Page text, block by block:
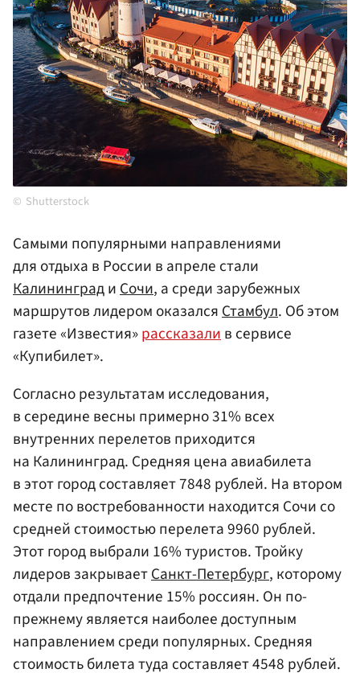
Shutterstock
Самыми популярными направлениями
для отдыха в России в апреле стали
КалининградиСочи, а среди зарубежных
маршрутов лидером оказалсяСтамбул. Об этом
газете «Известия»рассказалив сервисе
«Купибилет».
Согласно результатам исследования,
в середине весны примерно 31% всех
внутренних перелетов приходится
на Калининград. Средняя цена авиабилета
в этот город составляет 7848 рублей. На втором
месте по востребованности находится Сочи со
средней стоимостью перелета 9960 рублей.
Этот город выбрали 16% туристов. Тройку
лидеров закрываетСанкт-Петербург, которому
отдали предпочтение 15% россиян. Он по-
прежнему является наиболее доступным
направлением среди популярных. Средняя
стоимость билета туда составляет 4548 рублей.